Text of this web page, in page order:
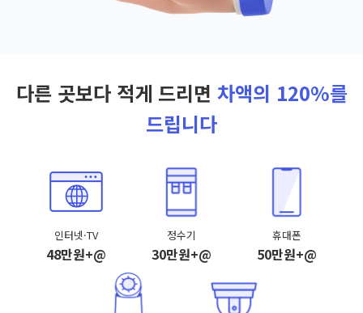
다른 곳보다 적게 드리면 차액의 120%를
드립니다
인터넷·TV
48만원+@
정수기
30만원+@
휴대폰
50만원+@